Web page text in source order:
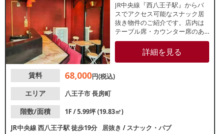
JR中央線『西八王子駅』からバ
スでアクセス可能なスナック居
抜き物件のご紹介です。店内は
テーブル席・カウンター席のあ
るレトロな雰囲気の内装です。
造作代無償のため初期費用を抑
えた開業が可能！新規出店をお
詳細を見る
賃料 68,000円(税込)
エリア
八王子市長房町
階数/面積
1F / 5.99坪 (19.83㎡)
JR中央線西八王子駅徒歩19分 居抜き /スナック・パブ